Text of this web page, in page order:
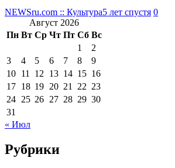
NEWSru.com :: Культура5 лет спустя 0
Август 2026
Пн Вт Ср Чт Пт Сб Вс
1
2
3
4 5 6 7 8
9
10 11 12 13 14 15 16
17 18 19 20 21 22 23
24 25 26 27 28 29 30
31
« Июл
Рубрики